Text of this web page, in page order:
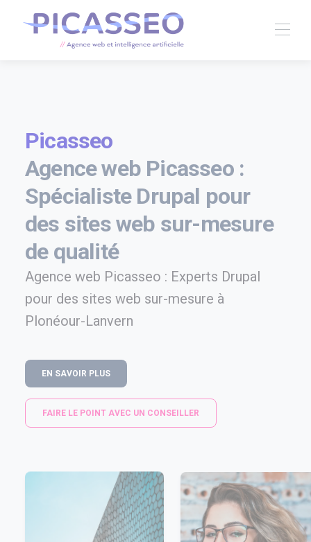
Picasseo
Agence web Picasseo :
Spécialiste Drupal pour
des sites web sur-mesure
de qualité
Agence web Picasseo : Experts Drupal
pour des sites web sur-mesure à
Plonéour-Lanvern
EN SAVOIR PLUS
FAIRE LE POINT AVEC UN CONSEILLER